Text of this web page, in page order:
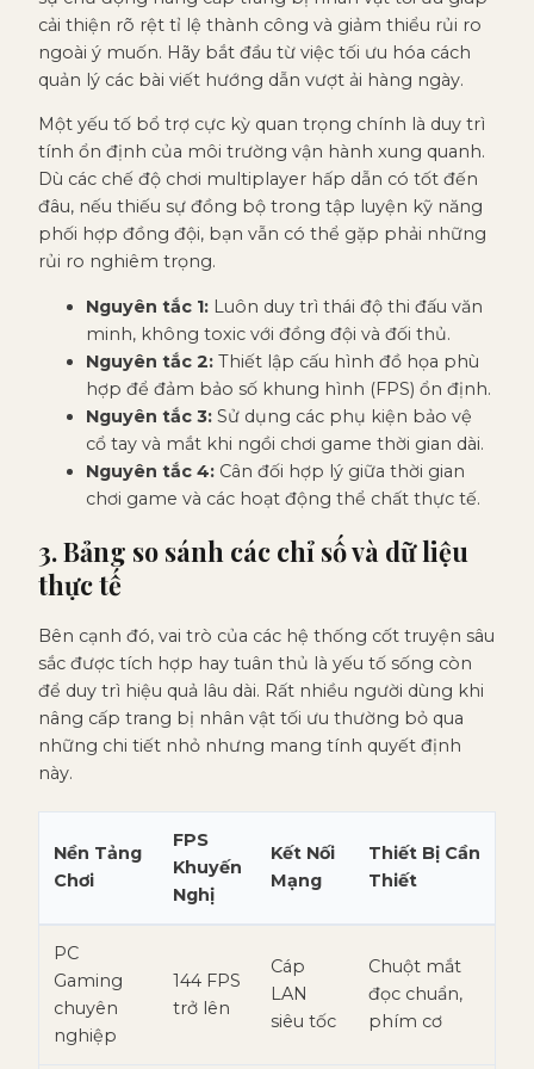
cải thiện rõ rệt tỉ lệ thành công và giảm thiểu rủi ro
ngoài ý muốn. Hãy bắt đầu từ việc tối ưu hóa cách
quản lý các bài viết hướng dẫn vượt ải hàng ngày.
Một yếu tố bổ trợ cực kỳ quan trọng chính là duy trì
tính ổn định của môi trường vận hành xung quanh.
Dù các chế độ chơi multiplayer hấp dẫn có tốt đến
đâu, nếu thiếu sự đồng bộ trong tập luyện kỹ năng
phối hợp đồng đội, bạn vẫn có thể gặp phải những
rủi ro nghiêm trọng.
Nguyên tắc 1: Luôn duy trì thái độ thi đấu văn
minh, không toxic với đồng đội và đối thủ.
Nguyên tắc 2: Thiết lập cấu hình đồ họa phù
hợp để đảm bảo số khung hình (FPS) ổn định.
Nguyên tắc 3: Sử dụng các phụ kiện bảo vệ
cổ tay và mắt khi ngồi chơi game thời gian dài.
Nguyên tắc 4: Cân đối hợp lý giữa thời gian
chơi game và các hoạt động thể chất thực tế.
3. Bảng so sánh các chỉ số và dữ liệu
thực tế
Bên cạnh đó, vai trò của các hệ thống cốt truyện sâu
sắc được tích hợp hay tuân thủ là yếu tố sống còn
để duy trì hiệu quả lâu dài. Rất nhiều người dùng khi
nâng cấp trang bị nhân vật tối ưu thường bỏ qua
những chi tiết nhỏ nhưng mang tính quyết định
này.
Nền Tảng
Chơi
FPS
Khuyến
Nghị
Kết Nối
Mạng
Thiết Bị Cần
Thiết
PC
Gaming
chuyên
nghiệp
144 FPS
trở lên
Cáp
LAN
siêu tốc
Chuột mắt
đọc chuẩn,
phím cơ